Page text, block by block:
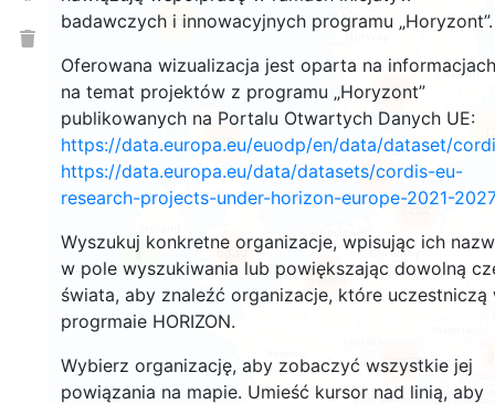
badawczych i innowacyjnych programu „Horyzont”.
Oferowana wizualizacja jest oparta na informacjach
na temat projektów z programu „Horyzont”
publikowanych na Portalu Otwartych Danych UE:
https://data.europa.eu/euodp/en/data/dataset/
https://data.europa.eu/data/datasets/cordis-eu-
research-projects-under-horizon-europe-2021-2027
Wyszukuj konkretne organizacje, wpisując ich
w pole wyszukiwania lub powiększając dowolną
świata, aby znaleźć organizacje, które uczestniczą
progrmaie HORIZON.
Wybierz organizację, aby zobaczyć wszystkie jej
powiązania na mapie. Umieść kursor nad linią, aby
25
4
1376
119
120
3252
12257
5330
10626